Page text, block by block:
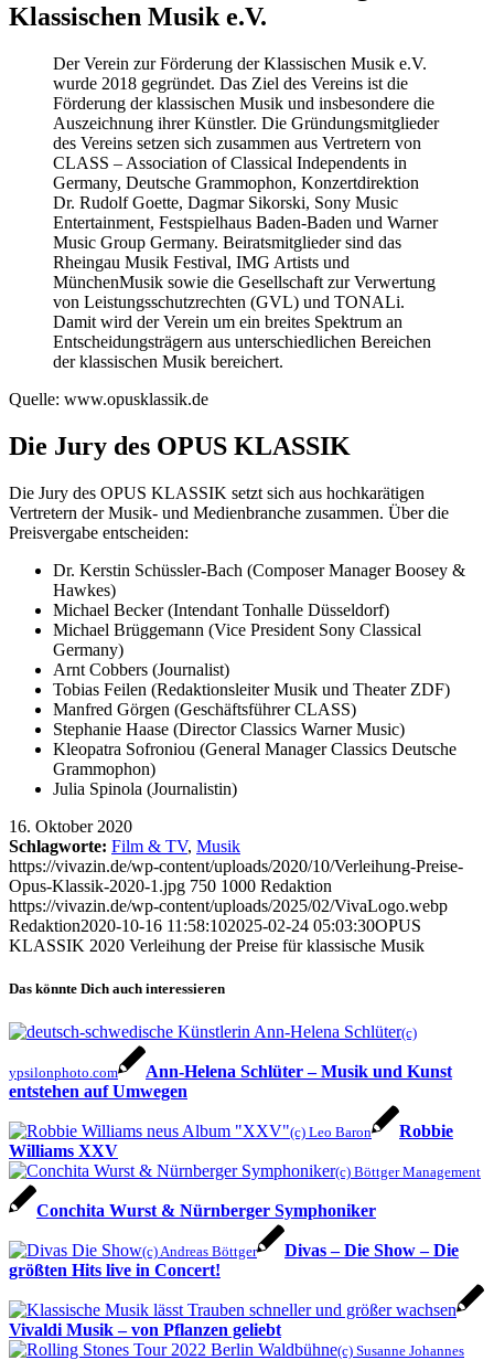
Klassischen Musik e.V.
Der Verein zur Förderung der Klassischen Musik e.V.
wurde 2018 gegründet. Das Ziel des Vereins ist die
Förderung der klassischen Musik und insbesondere die
Auszeichnung ihrer Künstler. Die Gründungsmitglieder
des Vereins setzen sich zusammen aus Vertretern von
CLASS – Association of Classical Independents in
Germany, Deutsche Grammophon, Konzertdirektion
Dr. Rudolf Goette, Dagmar Sikorski, Sony Music
Entertainment, Festspielhaus Baden-Baden und Warner
Music Group Germany. Beiratsmitglieder sind das
Rheingau Musik Festival, IMG Artists und
MünchenMusik sowie die Gesellschaft zur Verwertung
von Leistungsschutzrechten (GVL) und TONALi.
Damit wird der Verein um ein breites Spektrum an
Entscheidungsträgern aus unterschiedlichen Bereichen
der klassischen Musik bereichert.
Quelle: www.opusklassik.de
Die Jury des OPUS KLASSIK
Die Jury des OPUS KLASSIK setzt sich aus hochkarätigen
Vertretern der Musik- und Medienbranche zusammen. Über die
Preisvergabe entscheiden:
Dr. Kerstin Schüssler-Bach (Composer Manager Boosey &
Hawkes)
Michael Becker (Intendant Tonhalle Düsseldorf)
Michael Brüggemann (Vice President Sony Classical
Germany)
Arnt Cobbers (Journalist)
Tobias Feilen (Redaktionsleiter Musik und Theater ZDF)
Manfred Görgen (Geschäftsführer CLASS)
Stephanie Haase (Director Classics Warner Music)
Kleopatra Sofroniou (General Manager Classics Deutsche
Grammophon)
Julia Spinola (Journalistin)
16. Oktober 2020
Schlagworte: Film & TV, Musik
https://vivazin.de/wp-content/uploads/2020/10/Verleihung-Preise-
Opus-Klassik-2020-1.jpg 750 1000 Redaktion
https://vivazin.de/wp-content/uploads/2025/02/VivaLogo.webp
Redaktion2020-10-16 11:58:102025-02-24 05:03:30OPUS
KLASSIK 2020 Verleihung der Preise für klassische Musik
Das könnte Dich auch interessieren
(c)
ypsilonphoto.com
Ann-Helena Schlüter – Musik und Kunst
entstehen auf Umwegen
(c) Leo Baron
Robbie
Williams XXV
(c) Böttger Management
Conchita Wurst & Nürnberger Symphoniker
(c) Andreas Böttger
Divas – Die Show – Die
größten Hits live in Concert!
Vivaldi Musik – von Pflanzen geliebt
(c) Susanne Johannes